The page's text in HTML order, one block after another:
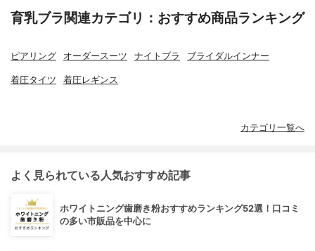
育乳ブラ関連カテゴリ：おすすめ商品ランキング
ピアリング オーダースーツ ナイトブラ ブライダルインナー
着圧タイツ 着圧レギンス
カテゴリ一覧へ
よく見られている人気おすすめ記事
ホワイトニング歯磨き粉おすすめランキング52選！口コミ
の多い市販品を中心に